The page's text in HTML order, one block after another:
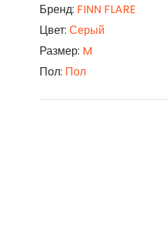
Бренд: FINN FLARE
Цвет: Серый
Размер: M
Пол: Пол